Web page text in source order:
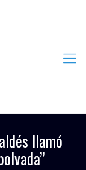
llamó